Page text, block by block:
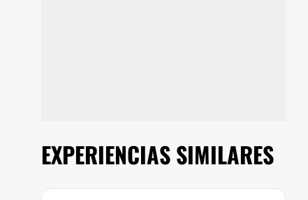
EXPERIENCIAS SIMILARES